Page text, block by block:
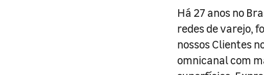
Há 27 anos no
redes de varejo,
nossos Clientes
omnicanal com